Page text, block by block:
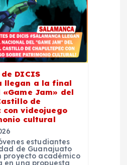
DICIS
llegan a la final
Jam» del
de
con videojuego
cultural
estudiantes
de Guanajuato
proyecto académico
en una propuesta